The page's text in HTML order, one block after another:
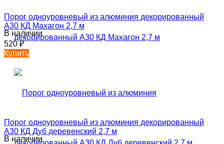
Порог одноуровневый из алюминия декорированный
А30 КД Махагон 2,7 м
В наличии
520₽
Купить
Порог одноуровневый из алюминия декорированный
А30 КД Дуб деревенский 2,7 м
В наличии